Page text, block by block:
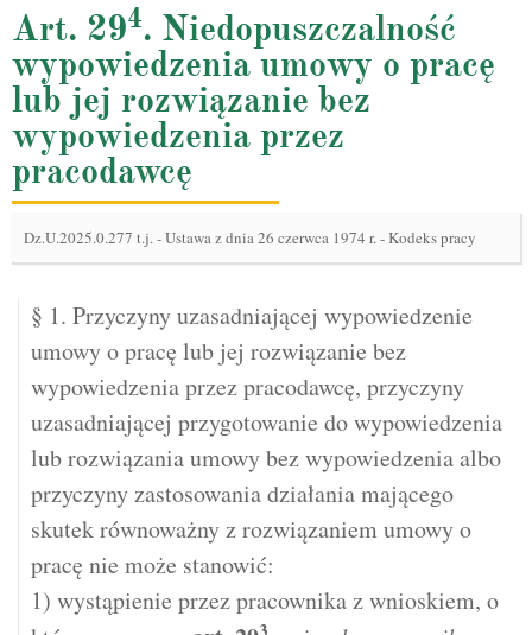
Art. 294. Niedopuszczalność
wypowiedzenia umowy o pracę
lub jej rozwiązanie bez
wypowiedzenia przez
pracodawcę
Dz.U.2025.0.277 t.j.-Ustawa z dnia 26 czerwca 1974 r. - Kodeks pracy
§ 1. Przyczyny uzasadniającej wypowiedzenie
umowy o pracę lub jej rozwiązanie bez
wypowiedzenia przez pracodawcę, przyczyny
uzasadniającej przygotowanie do wypowiedzenia
lub rozwiązania umowy bez wypowiedzenia albo
przyczyny zastosowania działania mającego
skutek równoważny z rozwiązaniem umowy o
pracę nie może stanowić:
1) wystąpienie przez pracownika z wnioskiem, o